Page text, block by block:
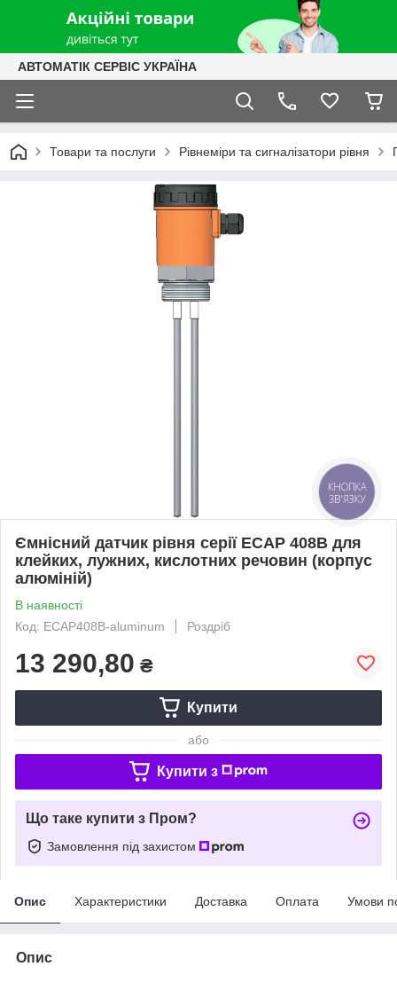
АВТОМАТІК СЕРВІС УКРАЇНА
Товари та послуги Рівнеміри та сигналізатори рівня
Ємнісний датчик рівня серії ECAP 408B для
клейких, лужних, кислотних речовин (корпус
алюміній)
В наявності
Код: ECAP408B-aluminum
Роздріб
13 290,80 ₴
Купити
або
Купити з
Що таке купити з Пром?
Замовлення під захистом
Опис Характеристики Доставка Оплата Умови
Опис
КНОПКА
ЗВ'ЯЗКУ